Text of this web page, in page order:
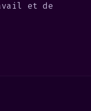
et de